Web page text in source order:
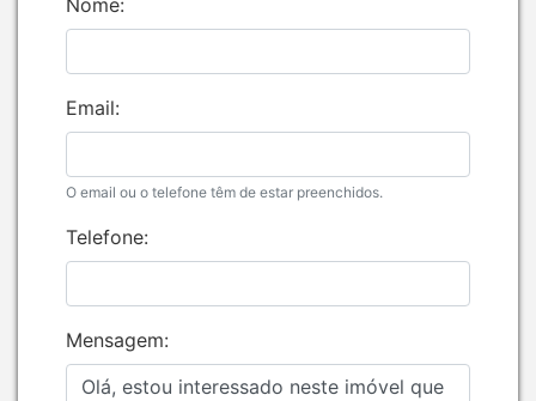
Email:
O email ou o telefone têm de estar preenchidos.
Telefone:
Mensagem: